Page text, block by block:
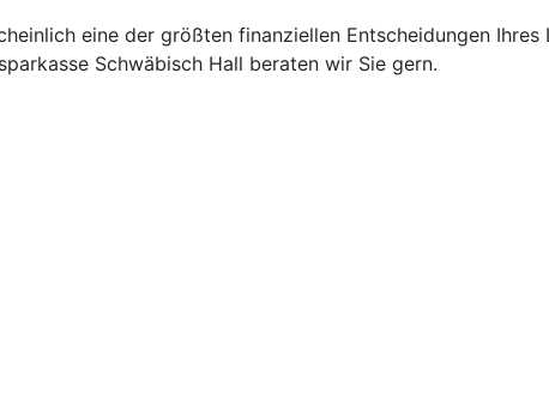
eine der größten finanziellen Entscheidungen
Schwäbisch Hall beraten wir Sie gern.